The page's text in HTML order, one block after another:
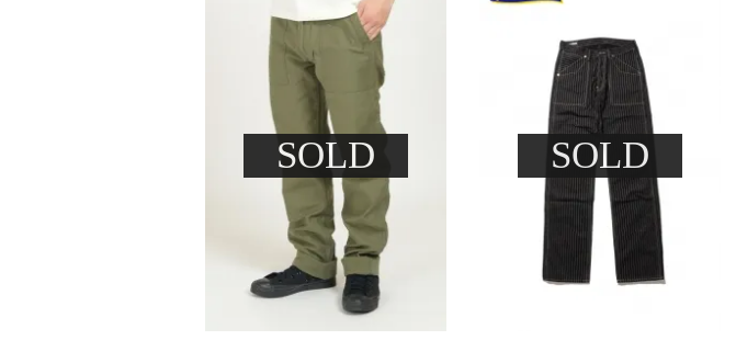
SOLD SOLD